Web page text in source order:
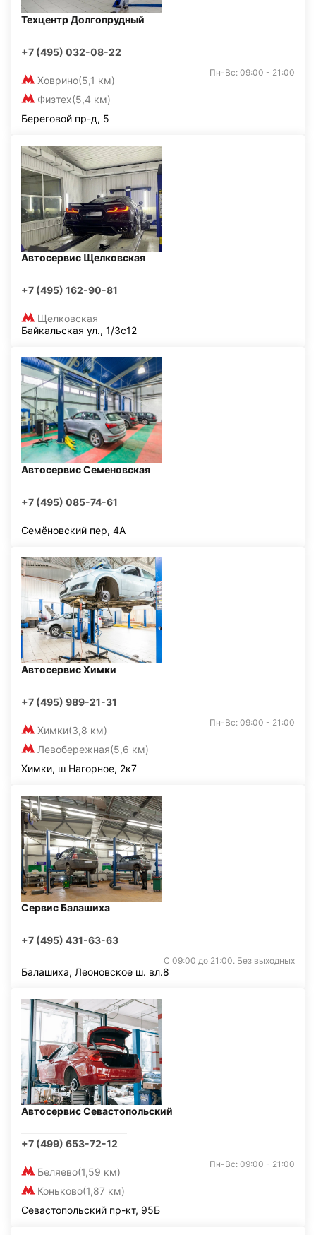
Техцентр Долгопрудный
+7 (495) 032-08-22
Ховрино(5,1 км)
Физтех(5,4 км)
Пн-Вс: 09:00 - 21:00
Береговой пр-д, 5
Автосервис Щелковская
+7 (495) 162-90-81
Щелковская
Байкальская ул., 1/3с12
Автосервис Семеновская
+7 (495) 085-74-61
Семёновский пер, 4А
Автосервис Химки
+7 (495) 989-21-31
Химки(3,8 км)
Левобережная(5,6 км)
Пн-Вс: 09:00 - 21:00
Химки, ш Нагорное, 2к7
Сервис Балашиха
+7 (495) 431-63-63
С 09:00 до 21:00. Без выходных
Балашиха, Леоновское ш. вл.8
Автосервис Севастопольский
+7 (499) 653-72-12
Беляево(1,59 км)
Коньково(1,87 км)
Пн-Вс: 09:00 - 21:00
Севастопольский пр-кт, 95Б